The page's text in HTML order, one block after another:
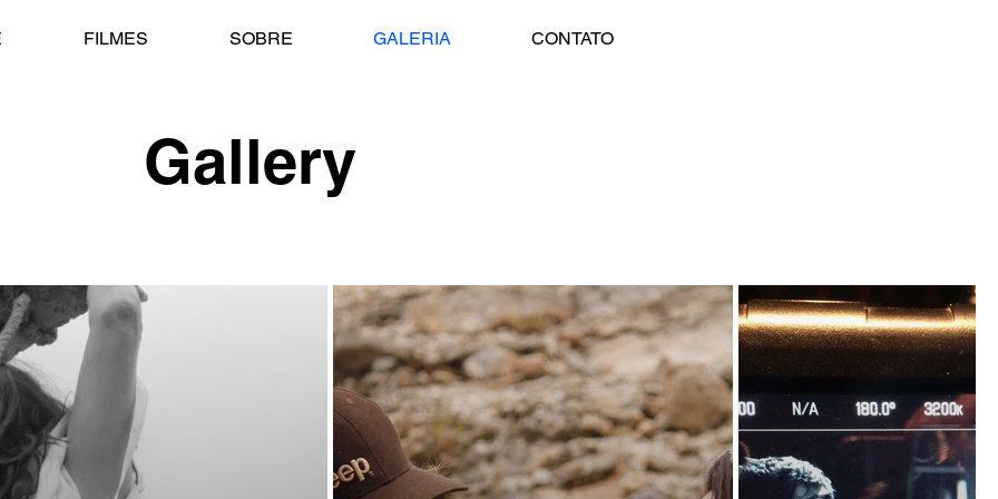
FILMES SOBRE GALERIA CONTATO
Gallery